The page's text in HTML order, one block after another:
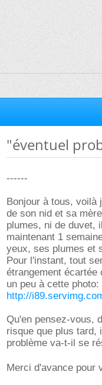
"éventuel
------
Bonjour à tous, voilà
de son nid et sa
plumes, ni de duvet,
maintenant 1
yeux, ses plumes et
Pour l'instant, tout
étrangement
un peu à cette photo:
http://
Qu'en pensez-vous,
risque que plus tard,
problème va-t-il se
Merci d'avance pour